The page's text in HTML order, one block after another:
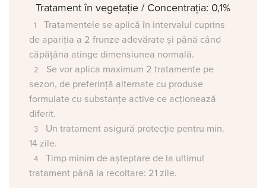
Tratament în vegetație / Concentrația: 0,1%
Tratamentele se aplică în intervalul cuprins
de apariția a 2 frunze adevărate și până când
căpățâna atinge dimensiunea normală.
Se vor aplica maximum 2 tratamente pe
sezon, de preferință alternate cu produse
formulate cu substanțe active ce acționează
diferit.
Un tratament asigură protecție pentru min.
14 zile.
Timp minim de așteptare de la ultimul
tratament până la recoltare: 21 zile.